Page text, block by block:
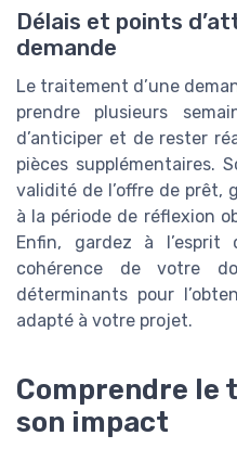
Délais et points
demande
Le traitement d’une
prendre plusieurs
d’anticiper et de rester
pièces supplémentaires.
validité de l’offre de prêt,
à la période de réflexion
Enfin, gardez à
cohérence de votre
déterminants pour
adapté à votre projet.
Comprendre le
son impact